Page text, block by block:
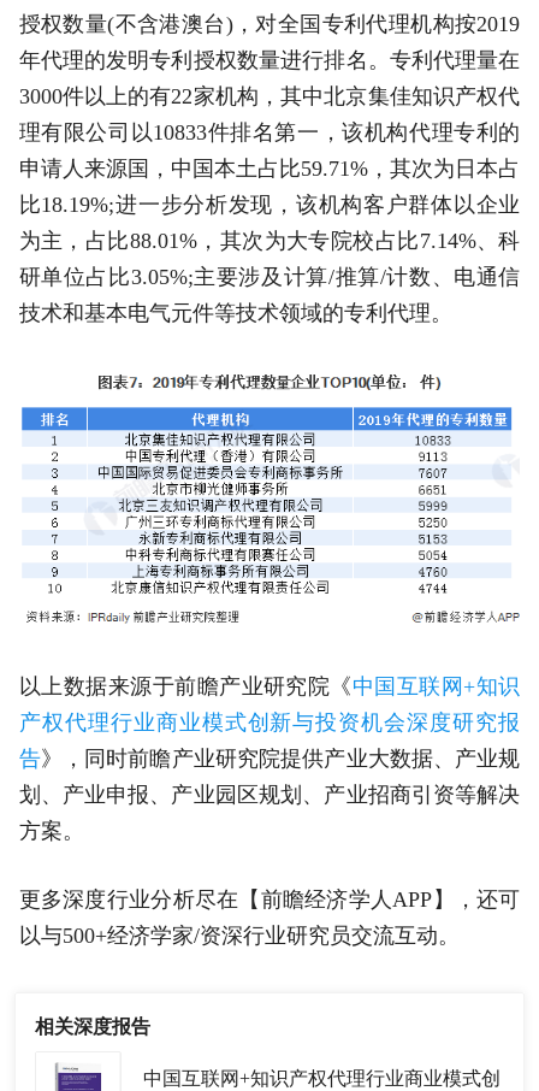
授权数量(不含港澳台)，对全国专利代理机构按2019
年代理的发明专利授权数量进行排名。专利代理量在
3000件以上的有22家机构，其中北京集佳知识产权代
理有限公司以10833件排名第一，该机构代理专利的
申请人来源国，中国本土占比59.71%，其次为日本占
比18.19%;进一步分析发现，该机构客户群体以企业
为主，占比88.01%，其次为大专院校占比7.14%、科
研单位占比3.05%;主要涉及计算/推算/计数、电通信
技术和基本电气元件等技术领域的专利代理。
以上数据来源于前瞻产业研究院《中国互联网+知识
产权代理行业商业模式创新与投资机会深度研究报
告》，同时前瞻产业研究院提供产业大数据、产业规
划、产业申报、产业园区规划、产业招商引资等解决
方案。
更多深度行业分析尽在【前瞻经济学人APP】，还可
以与500+经济学家/资深行业研究员交流互动。
相关深度报告
中国互联网+知识产权代理行业商业模式创